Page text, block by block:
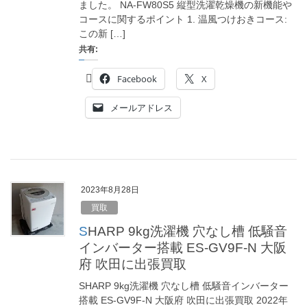
ました。 NA-FW80S5 縦型洗濯乾燥機の新機能や
コースに関するポイント 1. 温風つけおきコース:
この新 […]
共有:
Facebook X
メールアドレス
2023年8月28日
買取
SHARP 9kg洗濯機 穴なし槽 低騒音
インバーター搭載 ES-GV9F-N 大阪
府 吹田に出張買取
SHARP 9kg洗濯機 穴なし槽 低騒音インバーター
搭載 ES-GV9F-N 大阪府 吹田に出張買取 2022年